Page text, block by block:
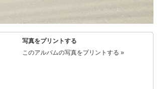
写真をプリントする
このアルバムの写真をプリントする »